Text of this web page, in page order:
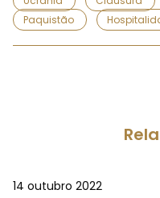
Paquistão
14 outubro 2022